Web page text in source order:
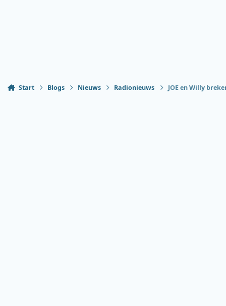
Start Blogs Nieuws Radionieuws JOE en Willy